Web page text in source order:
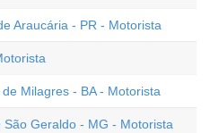
Araucária - PR - Motorista
Milagres - BA - Motorista
Geraldo - MG - Motorista